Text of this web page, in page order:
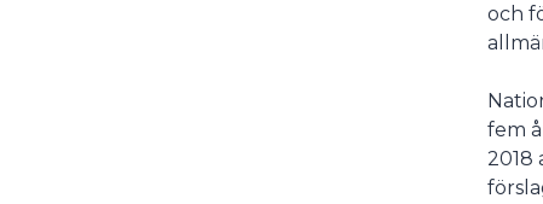
och
fem
2018